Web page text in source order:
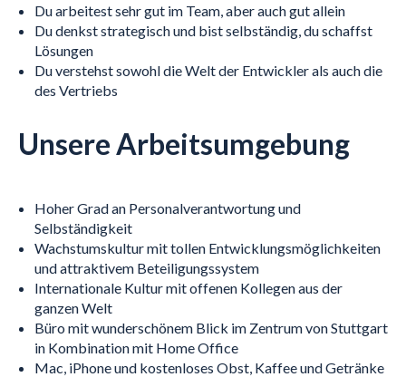
Du arbeitest sehr gut im Team, aber auch gut allein
Du denkst strategisch und bist selbständig, du schaffst
Lösungen
Du verstehst sowohl die Welt der Entwickler als auch die
des Vertriebs
Unsere Arbeitsumgebung
Hoher Grad an Personalverantwortung und
Selbständigkeit
Wachstumskultur mit tollen Entwicklungsmöglichkeiten
und attraktivem Beteiligungssystem
Internationale Kultur mit offenen Kollegen aus der
ganzen Welt
Büro mit wunderschönem Blick im Zentrum von Stuttgart
in Kombination mit Home Office
Mac, iPhone und kostenloses Obst, Kaffee und Getränke